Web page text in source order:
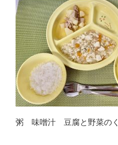
粥 味噌汁 豆腐と野菜の